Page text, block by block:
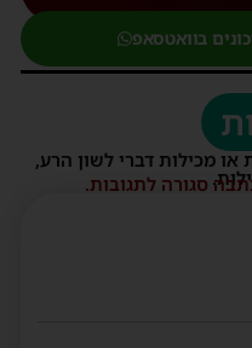
בוואטסאפ
מכילות דברי לשון הרע,
סגורה לתגובות.